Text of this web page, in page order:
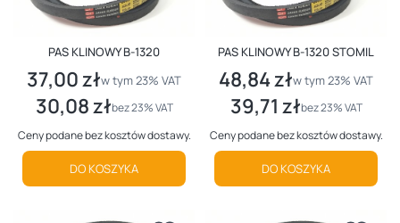
PAS KLINOWY B-1320
Cena brutto
37,00 złw tym %s VAT
w tym23% VAT
Cena netto
30,08 złbez 23% VAT
Ceny podane bez kosztów dostawy.
DO KOSZYKA
PAS KLINOWY B-1320 STOMIL
Cena brutto
48,84 złw tym %s VAT
w tym23% VAT
Cena netto
39,71 złbez 23% VAT
Ceny podane bez kosztów dostawy.
DO KOSZYKA